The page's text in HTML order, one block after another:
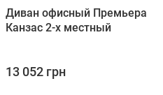
Диван офисный Премьера
Канзас 2-х местный
13 052 грн